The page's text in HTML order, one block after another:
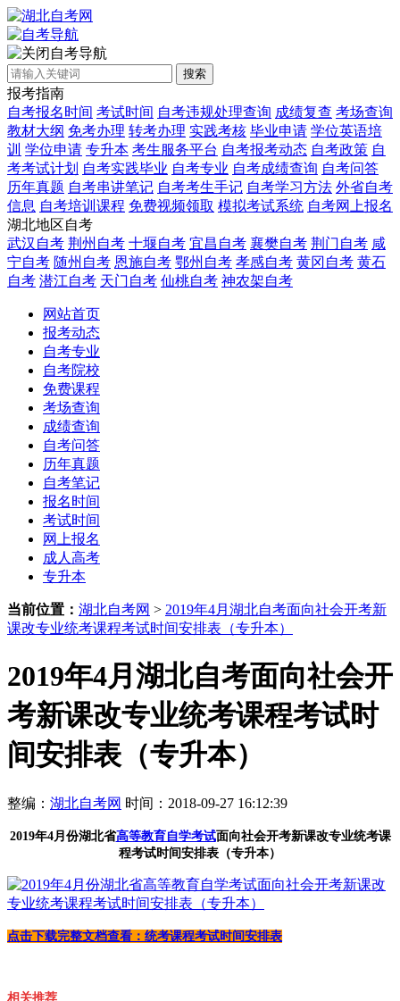
自考导航
搜索
报考指南
自考报名时间 考试时间 自考违规处理查询 成绩复查 考场查询
教材大纲 免考办理 转考办理 实践考核 毕业申请 学位英语培
训 学位申请 专升本 考生服务平台 自考报考动态 自考政策 自
考考试计划 自考实践毕业 自考专业 自考成绩查询 自考问答
历年真题 自考串讲笔记 自考考生手记 自考学习方法 外省自考
信息 自考培训课程 免费视频领取 模拟考试系统 自考网上报名
湖北地区自考
武汉自考 荆州自考 十堰自考 宜昌自考 襄樊自考 荆门自考 咸
宁自考 随州自考 恩施自考 鄂州自考 孝感自考 黄冈自考 黄石
自考 潜江自考 天门自考 仙桃自考 神农架自考
网站首页
报考动态
自考专业
自考院校
免费课程
考场查询
成绩查询
自考问答
历年真题
自考笔记
报名时间
考试时间
网上报名
成人高考
专升本
当前位置： 湖北自考网 > 2019年4月湖北自考面向社会开考新
课改专业统考课程考试时间安排表（专升本）
2019年4月湖北自考面向社会开
考新课改专业统考课程考试时
间安排表（专升本）
整编： 湖北自考网 时间：2018-09-27 16:12:39
2019年4月份湖北省高等教育自学考试面向社会开考新课改专业统考课
程考试时间安排表（专升本）
点击下载完整文档查看： 统考课程考试时间安排表
相关推荐